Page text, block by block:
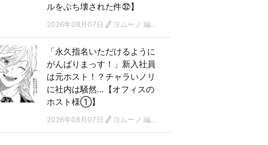
ルをぶち壊された件㉜】
2026年08月07日 ヨムーノ 編集部 漫画チーム
「永久指名いただけるように
がんばりまっす！」新入社員
は元ホスト！？チャラいノリ
に社内は騒然…【オフィスの
ホスト様①】
2026年08月07日 ヨムーノ 編集部 漫画チーム